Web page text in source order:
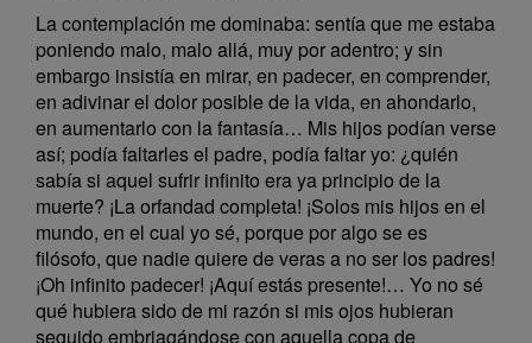
La contemplación me dominaba: sentía que me estaba
poniendo malo, malo allá, muy por adentro; y sin
embargo insistía en mirar, en padecer, en comprender,
en adivinar el dolor posible de la vida, en ahondarlo,
en aumentarlo con la fantasía… Mis hijos podían verse
así; podía faltarles el padre, podía faltar yo: ¿quién
sabía si aquel sufrir infinito era ya principio de la
muerte? ¡La orfandad completa! ¡Solos mis hijos en el
mundo, en el cual yo sé, porque por algo se es
filósofo, que nadie quiere de veras a no ser los padres!
¡Oh infinito padecer! ¡Aquí estás presente!… Yo no sé
qué hubiera sido de mi razón si mis ojos hubieran
seguido embriagándose con aquella copa de